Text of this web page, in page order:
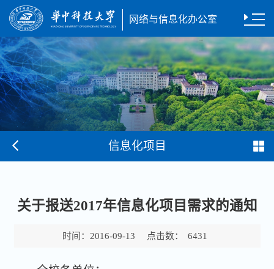
网络与信息化办公室
信息化项目
关于报送2017年信息化项目需求的通知
时间： 2016-09-13 点击数： 6431